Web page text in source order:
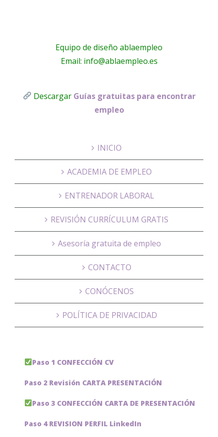
Equipo de diseño ablaempleo
Email: info@ablaempleo.es
Descargar Guías gratuitas para encontrar
empleo
INICIO
ACADEMIA DE EMPLEO
ENTRENADOR LABORAL
REVISIÓN CURRÍCULUM GRATIS
Asesoría gratuita de empleo
CONTACTO
CONÓCENOS
POLÍTICA DE PRIVACIDAD
Paso 1 CONFECCIÓN CV
Paso 2 Revisión CARTA PRESENTACIÓN
Paso 3 CONFECCIÓN CARTA DE PRESENTACIÓN
Paso 4 REVISION PERFIL LinkedIn